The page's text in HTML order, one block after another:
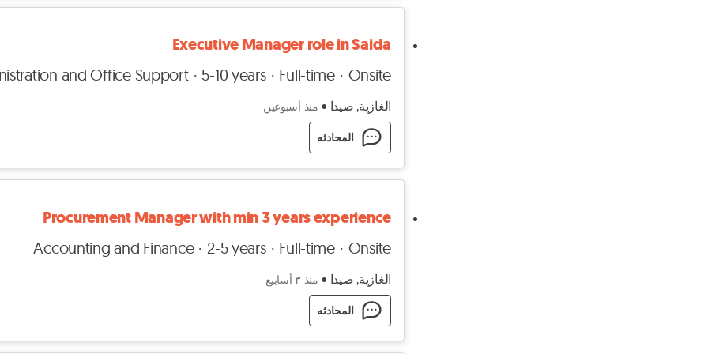
Executive Manager role in Saida
and Office Support 5-10 years Full-time Onsite
الغازية, صيدا • منذ أسبوعين
المحادثه
Procurement Manager with min 3 years experience
Accounting and Finance 2-5 years Full-time Onsite
الغازية, صيدا • منذ ٣ أسابيع
المحادثه